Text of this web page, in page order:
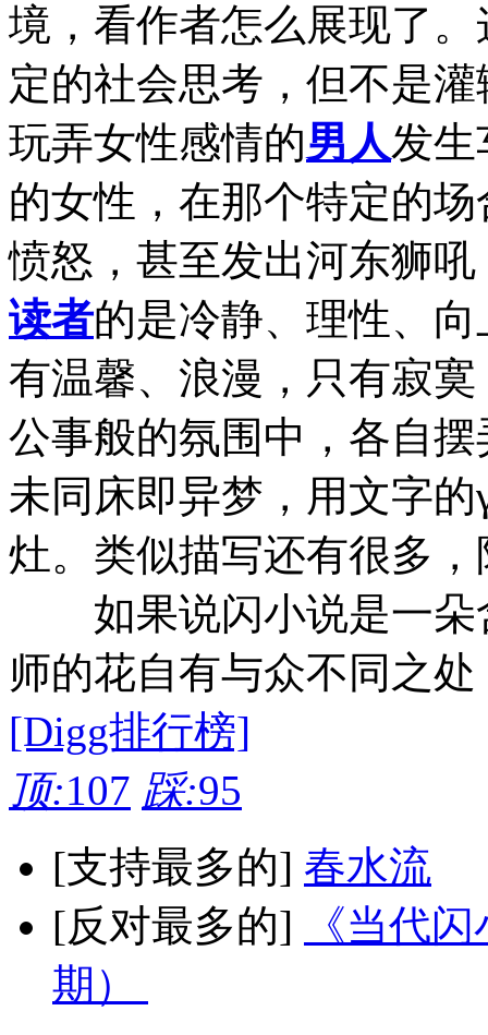
境，看作者怎么展现了
定的社会思考，但不是
玩弄女性感情的男人发生
的女性，在那个特定的
愤怒，甚至发出河东狮
读者的是冷静、理性、
有温馨、浪漫，只有寂
公事般的氛围中，各自摆
未同床即异梦，用文字
灶。类似描写还有很多
如果说闪小说是一朵
师的花自有与众不同之
[Digg排行榜]
顶:107 踩:95
[支持最多的] 春水流
[反对最多的]
《当代
期）